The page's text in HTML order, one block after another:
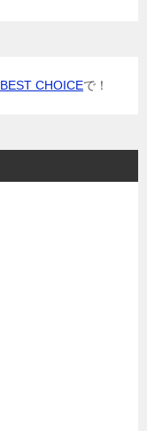
BEST CHOICEで！